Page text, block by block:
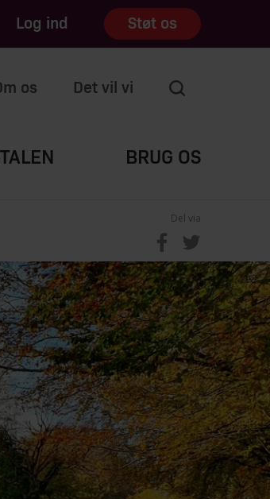
Log ind Støt os
os Det vil vi
BRUG OS
Del via